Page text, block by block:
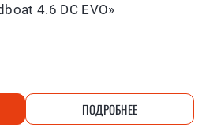
4.6 DC EVO»
ПОДРОБНЕЕ